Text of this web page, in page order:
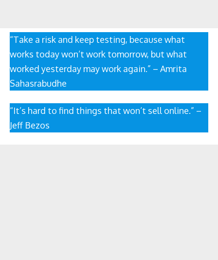
“Take a risk and keep testing, because what
works today won’t work tomorrow, but what
worked yesterday may work again.” – Amrita
Sahasrabudhe
“It’s hard to find things that won’t sell online.” –
Jeff Bezos